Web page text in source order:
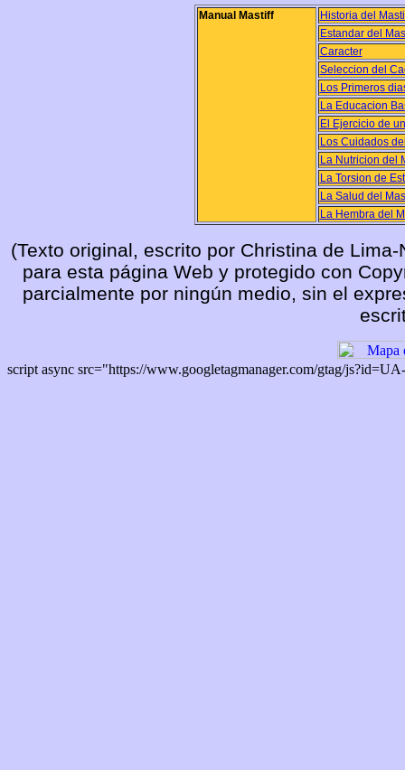
Manual Mastiff
Historia del
Estandar del
Caracter
Seleccion del
Los Primeros
La Educacion
El Ejercicio de
Los Cuidados
La Nutricion del
La Torsion de
La Salud del
La Hembra del
(Texto original, escrito por Christina de
para esta página Web y protegido con
parcialmente por ningún medio, sin el
script async src="https://www.googletagmanager.com/gtag/